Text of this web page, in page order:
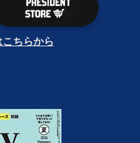
ちらから